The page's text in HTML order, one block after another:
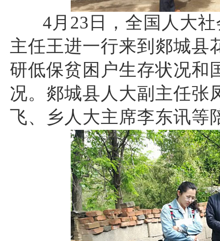
4月23日，全国人大
主任王进一行来到郯城县
研低保贫困户生存状况和
况。郯城县人大副主任张
飞、乡人大主席李东讯等